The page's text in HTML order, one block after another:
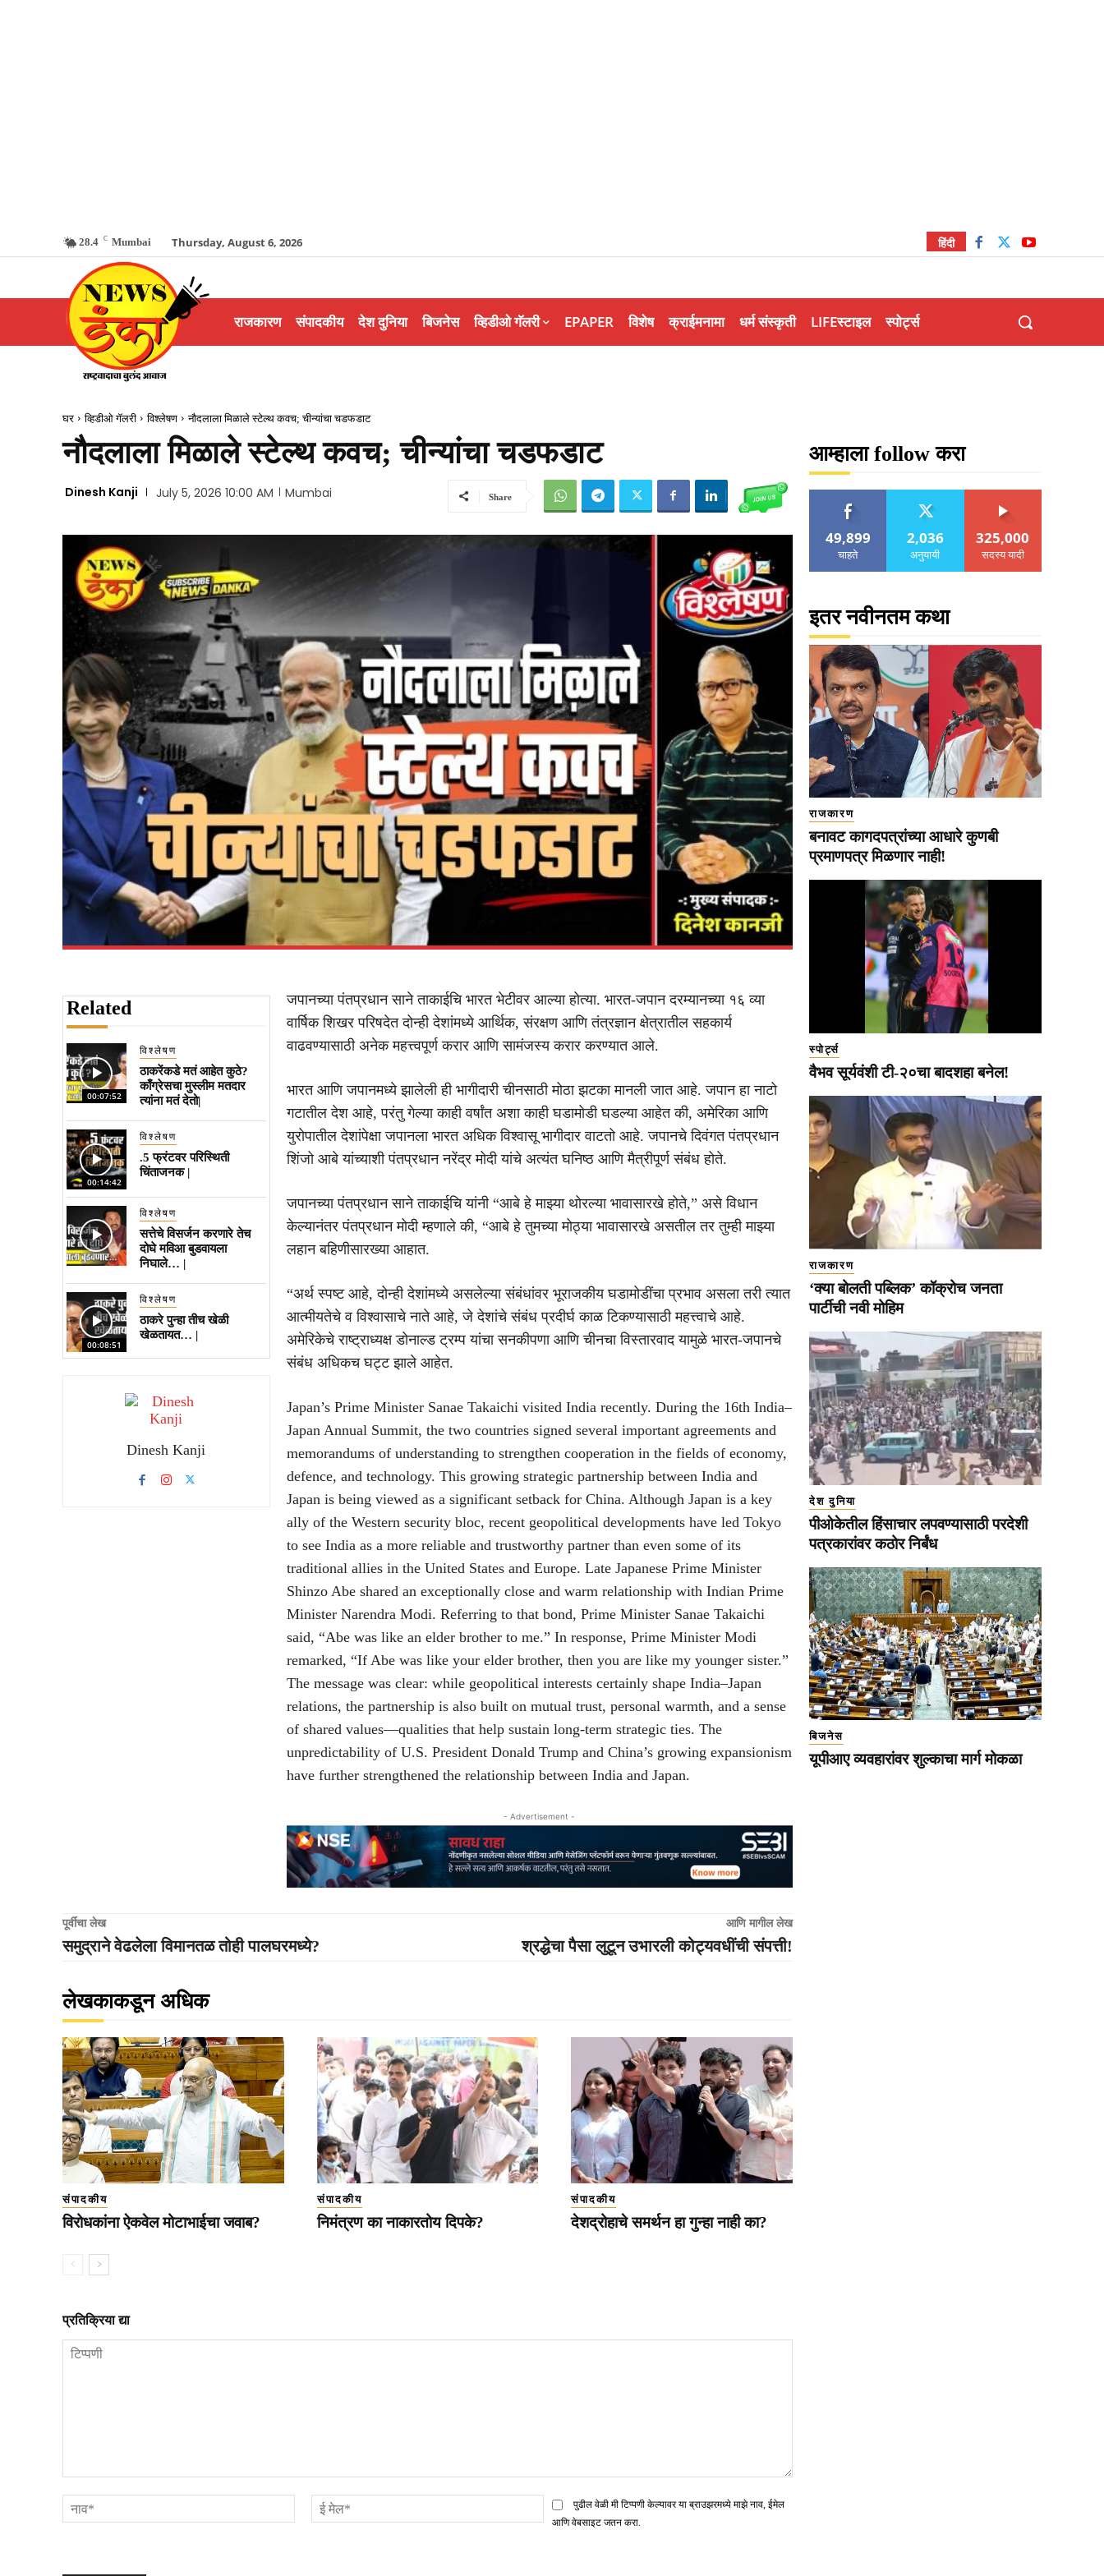
28.4 C Mumbai Thursday, August 6, 2026 हिंदी
राजकारण संपादकीय देश दुनिया बिजनेस व्हिडीओ गॅलरी EPAPER विशेष क्राईमनामा धर्म संस्कृती LIFEस्टाइल स्पोर्ट्स
घर व्हिडीओ गॅलरी विश्लेषण नौदलाला मिळाले स्टेल्थ कवच; चीन्यांचा चडफडाट
नौदलाला मिळाले स्टेल्थ कवच; चीन्यांचा चडफडाट
Dinesh Kanji July 5, 2026 10:00 AM Mumbai Share
Related
00:07:52
विश्लेषण
ठाकरेंकडे मतं आहेत कुठे?
काँग्रेसचा मुस्लीम मतदार
त्यांना मतं देतो|
00:14:42
विश्लेषण
.5 फ्रंटवर परिस्थिती
चिंताजनक |
विश्लेषण
सत्तेचे विसर्जन करणारे तेच
दोघे मविआ बुडवायला
निघाले… |
00:08:51
विश्लेषण
ठाकरे पुन्हा तीच खेळी
खेळतायत… |
Dinesh Kanji
जपानच्या पंतप्रधान साने ताकाईचि भारत भेटीवर आल्या होत्या. भारत-जपान दरम्यानच्या १६ व्या
वार्षिक शिखर परिषदेत दोन्ही देशांमध्ये आर्थिक, संरक्षण आणि तंत्रज्ञान क्षेत्रातील सहकार्य
वाढवण्यासाठी अनेक महत्त्वपूर्ण करार आणि सामंजस्य करार करण्यात आले.
भारत आणि जपानमध्ये झालेली ही भागीदारी चीनसाठी मोठा झटका मानली जात आहे. जपान हा नाटो
गटातील देश आहे, परंतु गेल्या काही वर्षांत अशा काही घडामोडी घडल्या आहेत की, अमेरिका आणि
युरोपातील देशांपेक्षा जपानला भारत अधिक विश्वासू भागीदार वाटतो आहे. जपानचे दिवंगत पंतप्रधान
शिंजो आबे यांच्याशी पंतप्रधान नरेंद्र मोदी यांचे अत्यंत घनिष्ठ आणि मैत्रीपूर्ण संबंध होते.
जपानच्या पंतप्रधान साने ताकाईचि यांनी “आबे हे माझ्या थोरल्या भावासारखे होते,” असे विधान
केल्यानंतर पंतप्रधान मोदी म्हणाले की, “आबे हे तुमच्या मोठ्या भावासारखे असतील तर तुम्ही माझ्या
लहान बहिणीसारख्या आहात.
“अर्थ स्पष्ट आहे, दोन्ही देशांमध्ये असलेल्या संबंधांवर भूराजकीय घडामोडींचा प्रभाव असला तरी त्यात
आत्मीयतेचे व विश्वासाचे नाते आहे, जे देशांचे संबंध प्रदीर्घ काळ टिकण्यासाठी महत्त्वाचे आहे.
अमेरिकेचे राष्ट्राध्यक्ष डोनाल्ड ट्रम्प यांचा सनकीपणा आणि चीनचा विस्तारवाद यामुळे भारत-जपानचे
संबंध अधिकच घट्ट झाले आहेत.
Japan’s Prime Minister Sanae Takaichi visited India recently. During the 16th India–
Japan Annual Summit, the two countries signed several important agreements and
memorandums of understanding to strengthen cooperation in the fields of economy,
defence, and technology. This growing strategic partnership between India and
Japan is being viewed as a significant setback for China. Although Japan is a key
ally of the Western security bloc, recent geopolitical developments have led Tokyo
to see India as a more reliable and trustworthy partner than even some of its
traditional allies in the United States and Europe. Late Japanese Prime Minister
Shinzo Abe shared an exceptionally close and warm relationship with Indian Prime
Minister Narendra Modi. Referring to that bond, Prime Minister Sanae Takaichi
said, “Abe was like an elder brother to me.” In response, Prime Minister Modi
remarked, “If Abe was like your elder brother, then you are like my younger sister.”
The message was clear: while geopolitical interests certainly shape India–Japan
relations, the partnership is also built on mutual trust, personal warmth, and a sense
of shared values—qualities that help sustain long-term strategic ties. The
unpredictability of U.S. President Donald Trump and China’s growing expansionism
have further strengthened the relationship between India and Japan.
- Advertisement -
पूर्वीचा लेख
समुद्राने वेढलेला विमानतळ तोही पालघरमध्ये?
आणि मागील लेख
श्रद्धेचा पैसा लुटून उभारली कोट्यवधींची संपत्ती!
लेखकाकडून अधिक
संपादकीय
विरोधकांना ऐकवेल मोटाभाईचा जवाब?
संपादकीय
निमंत्रण का नाकारतोय दिपके?
संपादकीय
देशद्रोहाचे समर्थन हा गुन्हा नाही का?
प्रतिक्रिया द्या
नाव*
मेल*
पुढील वेळी मी टिप्पणी केल्यावर या ब्राउझरमध्ये माझे नाव, ईमेल
आणि वेबसाइट जतन करा.
आम्हाला follow करा
49,899
चाहते
2,036
अनुयायी
325,000
सदस्य यादी
इतर नवीनतम कथा
राजकारण
बनावट कागदपत्रांच्या आधारे कुणबी
प्रमाणपत्र मिळणार नाही!
स्पोर्ट्स
वैभव सूर्यवंशी टी-२०चा बादशहा बनेल!
राजकारण
‘क्या बोलती पब्लिक’ कॉक्रोच जनता
पार्टीची नवी मोहिम
देश दुनिया
पीओकेतील हिंसाचार लपवण्यासाठी परदेशी
पत्रकारांवर कठोर निर्बंध
बिजनेस
यूपीआए व्यवहारांवर शुल्काचा मार्ग मोकळा